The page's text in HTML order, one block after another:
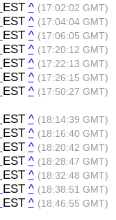
EST ^ (17:02:02 GMT)
EST ^ (17:04:04 GMT)
EST ^ (17:06:05 GMT)
EST ^ (17:20:12 GMT)
EST ^ (17:22:13 GMT)
EST ^ (17:26:15 GMT)
EST ^ (17:50:27 GMT)
EST ^ (18:14:39 GMT)
EST ^ (18:16:40 GMT)
EST ^ (18:20:42 GMT)
EST ^ (18:28:47 GMT)
EST ^ (18:32:48 GMT)
EST ^ (18:38:51 GMT)
EST ^ (18:46:55 GMT)